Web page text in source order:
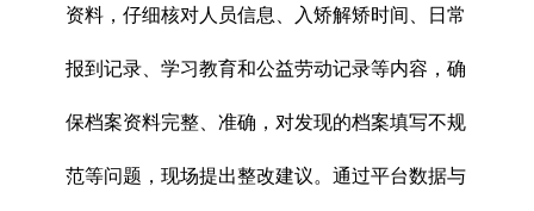
资料，仔细核对人员信息、入矫解矫时间、日常
报到记录、学习教育和公益劳动记录等内容，确
保档案资料完整、准确，对发现的档案填写不规
范等问题，现场提出整改建议。通过平台数据与